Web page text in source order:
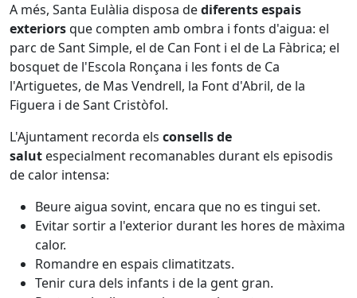
A més, Santa Eulàlia disposa dediferents espais
exteriorsque compten amb ombra i fonts d'aigua: el
parc de Sant Simple, el de Can Font i el de La Fàbrica; el
bosquet de l'Escola Ronçana i les fonts de Ca
l'Artiguetes, de Mas Vendrell, la Font d'Abril, de la
Figuera i de Sant Cristòfol.
L'Ajuntament recorda els consells de
salut especialment recomanables durant els episodis
de calor intensa:
Beure aigua sovint, encara que no es tingui set.
Evitar sortir a l'exterior durant les hores de màxima
calor.
Romandre en espais climatitzats.
Tenir cura dels infants i de la gent gran.